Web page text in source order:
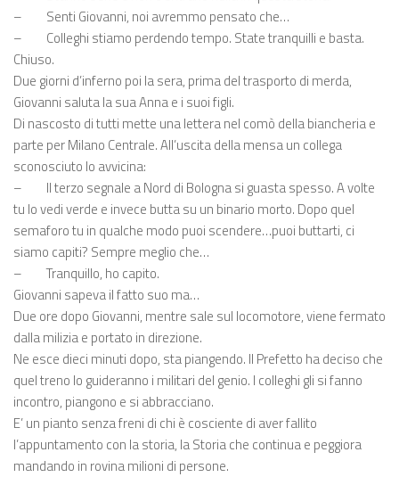
–
Senti Giovanni, noi avremmo pensato che…
–
Colleghi stiamo perdendo tempo. State tranquilli e basta.
Chiuso.
Due giorni d’inferno poi la sera, prima del trasporto di merda,
Giovanni saluta la sua Anna e i suoi figli.
Di nascosto di tutti mette una lettera nel comò della biancheria e
parte per Milano Centrale. All’uscita della mensa un collega
sconosciuto lo avvicina:
–
Il terzo segnale a Nord di Bologna si guasta spesso. A volte
tu lo vedi verde e invece butta su un binario morto. Dopo quel
semaforo tu in qualche modo puoi scendere…puoi buttarti, ci
siamo capiti? Sempre meglio che…
–
Tranquillo, ho capito.
Giovanni sapeva il fatto suo ma…
Due ore dopo Giovanni, mentre sale sul locomotore, viene fermato
dalla milizia e portato in direzione.
Ne esce dieci minuti dopo, sta piangendo. Il Prefetto ha deciso che
quel treno lo guideranno i militari del genio. I colleghi gli si fanno
incontro, piangono e si abbracciano.
E’ un pianto senza freni di chi è cosciente di aver fallito
l’appuntamento con la storia, la Storia che continua e peggiora
mandando in rovina milioni di persone.